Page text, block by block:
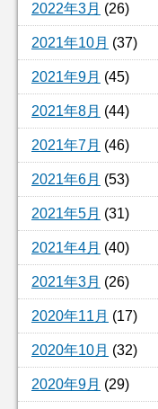
2022年3月 (26)
2021年10月 (37)
2021年9月 (45)
2021年8月 (44)
2021年7月 (46)
2021年6月 (53)
2021年5月 (31)
2021年4月 (40)
2021年3月 (26)
2020年11月 (17)
2020年10月 (32)
2020年9月 (29)